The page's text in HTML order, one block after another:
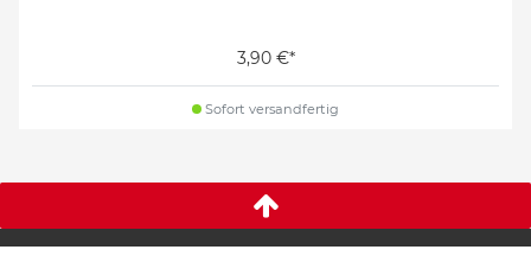
3,90 €*
Sofort versandfertig